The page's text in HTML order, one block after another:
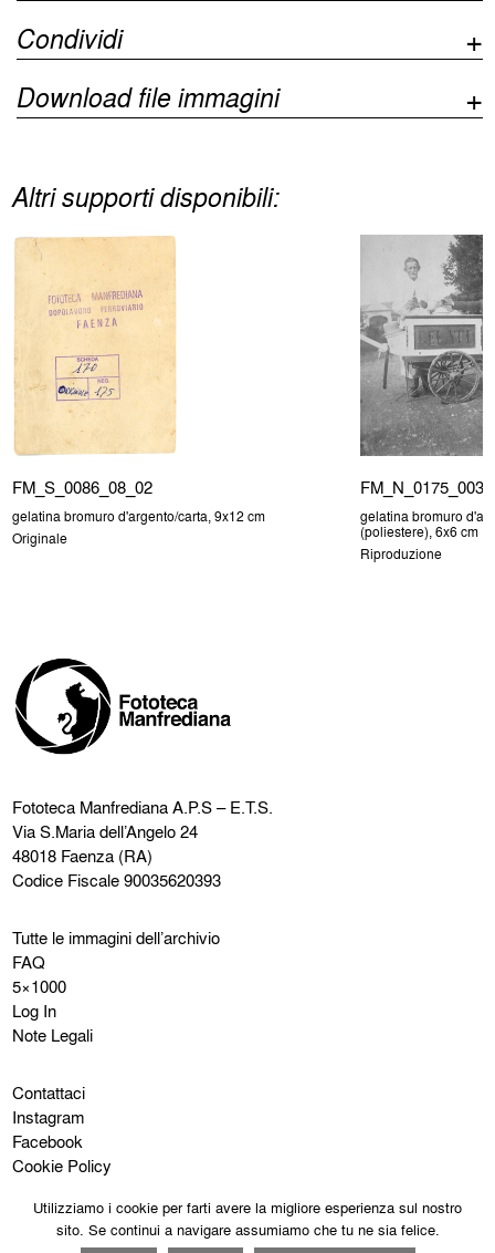
Condividi
Download file immagini
Altri supporti disponibili:
FM_S_0086_08_02
gelatina bromuro d'argento/carta, 9x12 cm
Originale
FM_N_0175_003
gelatina bromuro
(poliestere), 6x6 cm
Riproduzione
Fototeca ManfredianaA.P.S – E.T.S.
Via S.Maria dell’Angelo 24
48018 Faenza (RA)
Codice Fiscale 90035620393
Tutte le immagini dell’archivio
FAQ
5×1000
Log In
Note Legali
Contattaci
Instagram
Facebook
Cookie Policy
Utilizziamo i cookie per farti avere la migliore esperienza sul nostro
sito. Se continui a navigare assumiamo che tu ne sia felice.